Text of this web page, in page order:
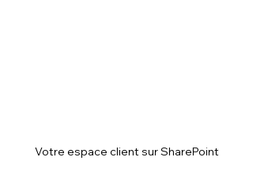
Votre espace client sur SharePoint